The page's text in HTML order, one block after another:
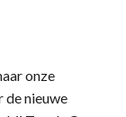
onze
de nieuwe